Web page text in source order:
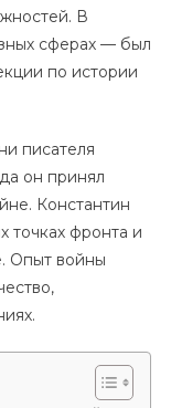
В
сферах — был
по истории
писателя
он принял
Константин
точках фронта и
Опыт войны